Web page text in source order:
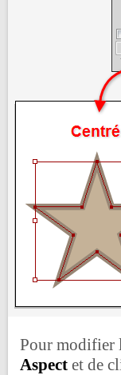
Pour modifier
Aspect et de